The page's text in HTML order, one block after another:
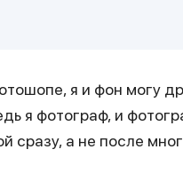
я и фон могу
я фотограф, и
сразу, а не после